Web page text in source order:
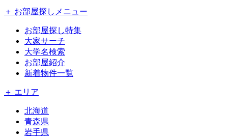
＋ お部屋探しメニュー
お部屋探し特集
大家サーチ
大学名検索
お部屋紹介
新着物件一覧
＋ エリア
北海道
青森県
岩手県